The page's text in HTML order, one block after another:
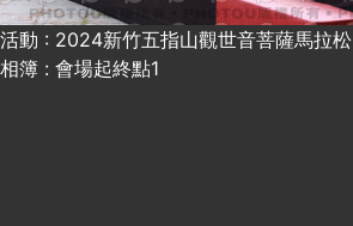
活動 : 2024新竹五指山觀世音菩薩馬拉松
相簿 : 會場起終點1